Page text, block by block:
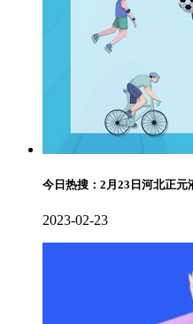
今日热搜：2月23日河北正元
2023-02-23